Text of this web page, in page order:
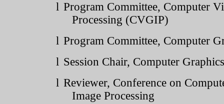
l Program Committee, Computer
Processing (CVGIP)
l Program Committee, Computer
l Session Chair, Computer
l Reviewer, Conference on
Image Processing